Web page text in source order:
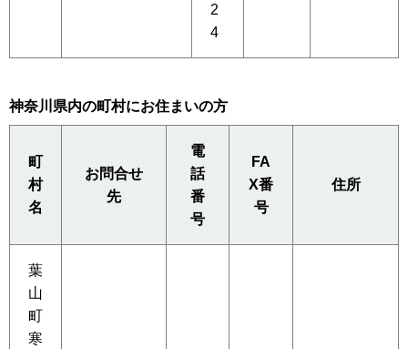
2
4
神奈川県内の町村にお住まいの方
町
村
名
お問合せ
先
電
話
番
号
FA
X番
号
住所
葉
山
町
寒